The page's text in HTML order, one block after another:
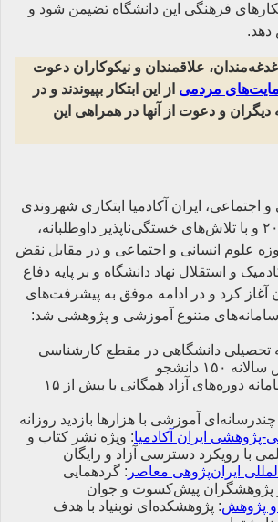
فرهنگی این دانشگاه تضیمن شود و
دهد.
علاقمندان و نیکوکاران دعوت
مردمی از این ابتکار بپیوندند و در
و دعوت از آنها در همراهی این
و اجتماعی، ایران آکادمیا ابتکاری شهروندی
است که از سال ۲۰۱۲ و با تلاش‌های خستگی‌ناپذیر داوطلبانه،
علوم انسانی و اجتماعی و در مقابل نقض
و استقلال نهاد دانشگاه و بر پایه دفاع
آغاز کرد و در ادامه موفق به پیشرفت‌های
متنوع آموزشی و پژوهشی شد:
تحصیلی دانشگاهی در مقطع کارشناسی
۱۵۰ دانشجو
: سامانه دوره‌های آزاد همگانی با بیش از ۱۵
آموزشی با هزارها بازدید روزانه
پژوهشی ایران آکادمیا: ویژه نشر کتاب و
با رویکرد دسترسی آزاد و رایگان
ایران‌پژوهی معاصر : گردهمایی
پژوهشگران پیش‌کسوت و جوان
و پژوهش: پژوهشکده‌ای نوبنیاد با هدف